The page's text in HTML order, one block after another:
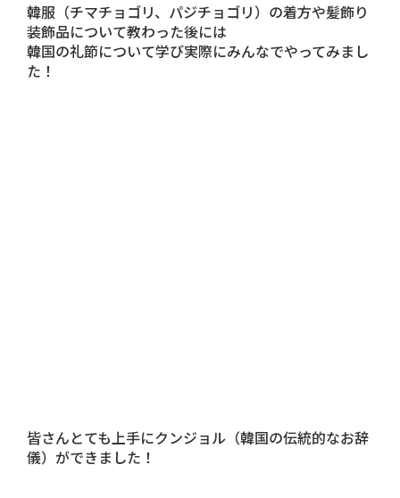
韓服（チマチョゴリ、パジチョゴリ）の着方や髪飾り
装飾品について教わった後には
韓国の礼節について学び実際にみんなでやってみまし
た！
皆さんとても上手にクンジョル（韓国の伝統的なお辞
儀）ができました！